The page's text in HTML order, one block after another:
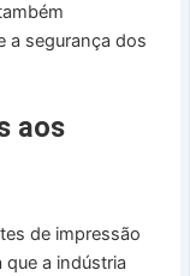
a segurança dos
aos
de impressão
a indústria